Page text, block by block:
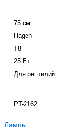
75 см
Hagen
T8
25 Вт
Для рептилий
PT-2162
Лампы